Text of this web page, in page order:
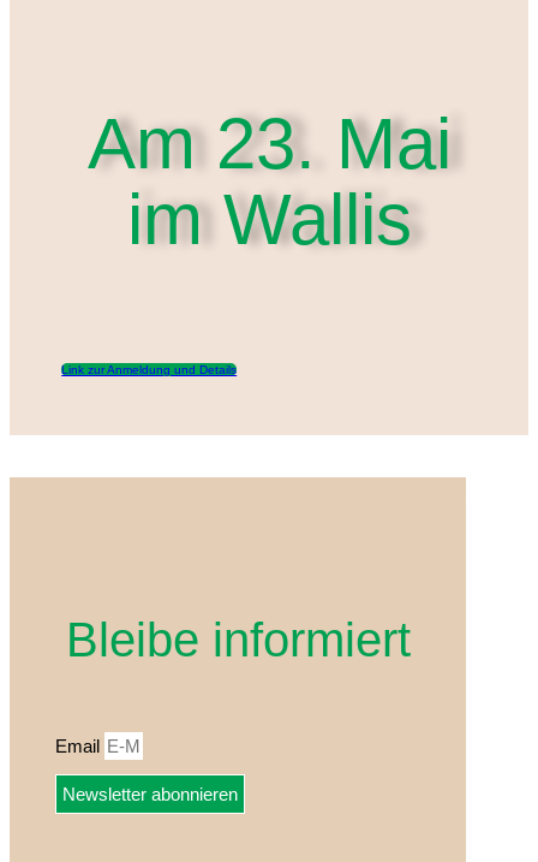
Am 23. Mai
im Wallis
Link zur Anmeldung und Details
Bleibe informiert
Email
Newsletter abonnieren